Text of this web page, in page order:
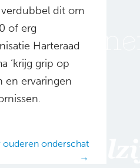
dit om
of erg
Harteraad
‘krijg grip op
en ervaringen
onderschat
→